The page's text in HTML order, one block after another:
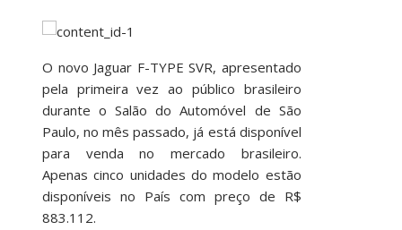
O novo Jaguar F-TYPE SVR, apresentado
pela primeira vez ao público brasileiro
durante o Salão do Automóvel de São
Paulo, no mês passado, já está disponível
para venda no mercado brasileiro.
Apenas cinco unidades do modelo estão
disponíveis no País com preço de R$
883.112.